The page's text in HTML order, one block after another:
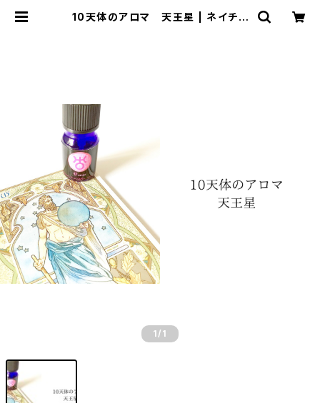
10天体のアロマ 天王星 | ネイチャ
1 /1